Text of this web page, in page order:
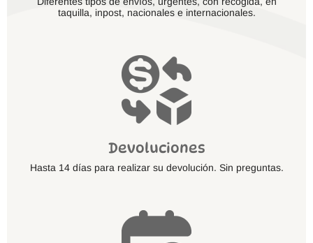
taquilla, inpost, nacionales e internacionales.
Devoluciones
Hasta 14 días para realizar su devolución. Sin preguntas.